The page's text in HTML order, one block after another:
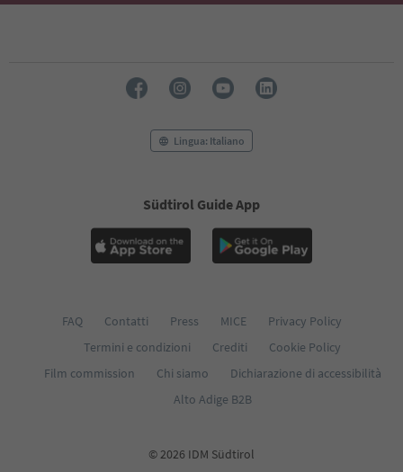
Lingua: Italiano
Südtirol Guide App
FAQ Contatti Press MICE
Privacy Policy
Termini e condizioni
Crediti
Cookie Policy
Film commission
Chi siamo
Dichiarazione di accessibilità
Alto Adige B2B
© 2026 IDM Südtirol